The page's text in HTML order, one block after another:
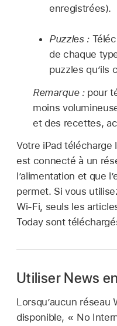
enregistrées).
Puzzles :
de chaque
puzzles qu’ils
Remarque : pour
moins
et des recettes,
Votre iPad télécharge
est connecté à un
l’alimentation et que
permet. Si vous
Wi-Fi, seuls les
Today sont
Utiliser News
Lorsqu’aucun réseau
disponible, « No